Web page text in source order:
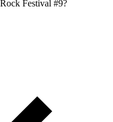
Festival #9?